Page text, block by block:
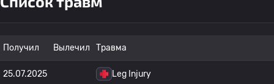
Получил Вылечил Травма
25.07.2025 Leg Injury